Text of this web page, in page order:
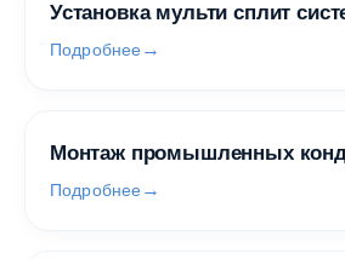
Установка мульти сплит
Подробнее
Монтаж промышленных
Подробнее